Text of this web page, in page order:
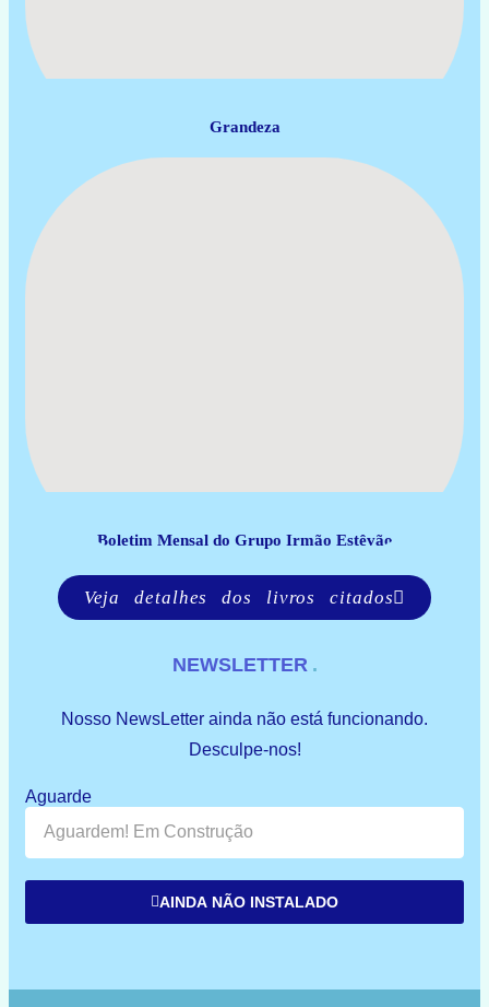
Grandeza
Boletim Mensal do Grupo Irmão Estêvão
Veja detalhes dos livros citados
NEWSLETTER
Nosso NewsLetter ainda não está funcionando.
Desculpe-nos!
Aguarde
AINDA NÃO INSTALADO